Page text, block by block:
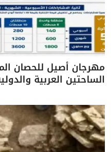
مهرجان أصيل للحصان
الساحتين العربية